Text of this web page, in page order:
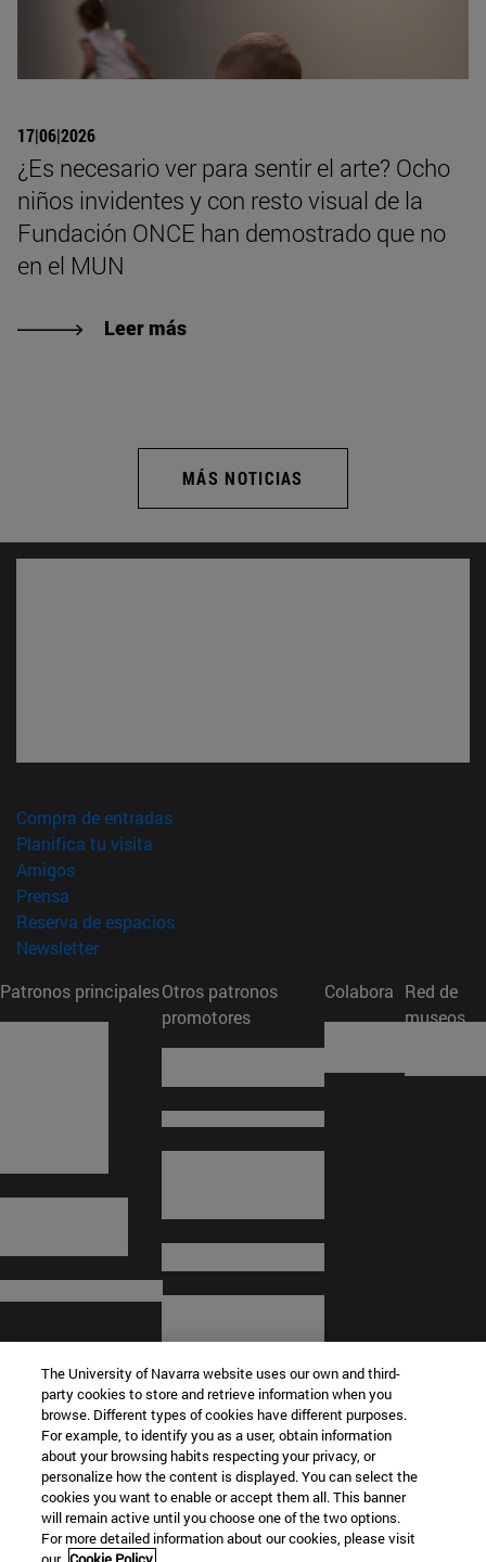
17|06|2026
¿Es necesario ver para sentir el arte? Ocho
niños invidentes y con resto visual de la
Fundación ONCE han demostrado que no
en el MUN
Leer más
MÁS NOTICIAS
Compra de entradas(abre en nueva ventana)
Planifica tu visita
Amigos(abre en nueva ventana)
Prensa
Reserva de espacios(abre en nueva ventana)
Newsletter(abre en nueva ventana)
Patronos principalesOtros patronos
promotores
Colabora Red de
museos
© Universidad de Navarra
Información legal
Términos y condiciones
The University of Navarra website uses our own and third-
party cookies to store and retrieve information when you
browse. Different types of cookies have different purposes.
For example, to identify you as a user, obtain information
about your browsing habits respecting your privacy, or
personalize how the content is displayed. You can select the
cookies you want to enable or accept them all. This banner
will remain active until you choose one of the two options.
For more detailed information about our cookies, please visit